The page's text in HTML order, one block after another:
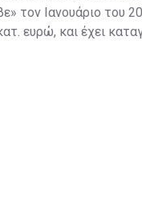
τον Ιανουάριο του
ευρώ, και έχει